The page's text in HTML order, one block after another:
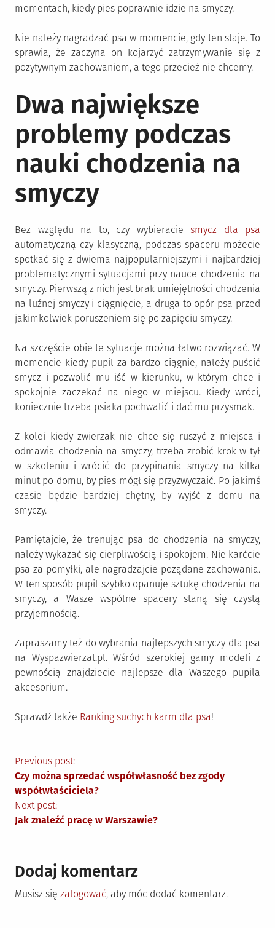
momentach, kiedy pies poprawnie idzie na smyczy.
Nie należy nagradzać psa w momencie, gdy ten staje. To
sprawia, że zaczyna on kojarzyć zatrzymywanie się z
pozytywnym zachowaniem, a tego przecież nie chcemy.
Dwa największe
problemy podczas
nauki chodzenia na
smyczy
Bez względu na to, czy wybieracie smycz dla psa
automatyczną czy klasyczną, podczas spaceru możecie
spotkać się z dwiema najpopularniejszymi i najbardziej
problematycznymi sytuacjami przy nauce chodzenia na
smyczy. Pierwszą z nich jest brak umiejętności chodzenia
na luźnej smyczy i ciągnięcie, a druga to opór psa przed
jakimkolwiek poruszeniem się po zapięciu smyczy.
Na szczęście obie te sytuacje można łatwo rozwiązać. W
momencie kiedy pupil za bardzo ciągnie, należy puścić
smycz i pozwolić mu iść w kierunku, w którym chce i
spokojnie zaczekać na niego w miejscu. Kiedy wróci,
koniecznie trzeba psiaka pochwalić i dać mu przysmak.
Z kolei kiedy zwierzak nie chce się ruszyć z miejsca i
odmawia chodzenia na smyczy, trzeba zrobić krok w tył
w szkoleniu i wrócić do przypinania smyczy na kilka
minut po domu, by pies mógł się przyzwyczaić. Po jakimś
czasie będzie bardziej chętny, by wyjść z domu na
smyczy.
Pamiętajcie, że trenując psa do chodzenia na smyczy,
należy wykazać się cierpliwością i spokojem. Nie karćcie
psa za pomyłki, ale nagradzajcie pożądane zachowania.
W ten sposób pupil szybko opanuje sztukę chodzenia na
smyczy, a Wasze wspólne spacery staną się czystą
przyjemnością.
Zapraszamy też do wybrania najlepszych smyczy dla psa
na Wyspazwierzat.pl. Wśród szerokiej gamy modeli z
pewnością znajdziecie najlepsze dla Waszego pupila
akcesorium.
Sprawdź także Ranking suchych karm dla psa!
Nawigacja
wpisu
Previous post:
Czy można sprzedać współwłasność bez zgody
współwłaściciela?
Next post:
Jak znaleźć pracę w Warszawie?
Dodaj komentarz
Musisz się zalogować, aby móc dodać komentarz.